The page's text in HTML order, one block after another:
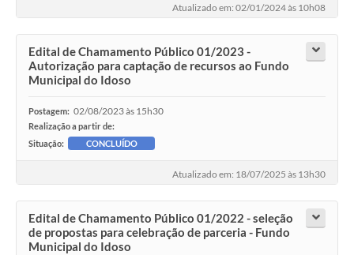
Atualizado em: 02/01/2024 às 10h08
Edital de Chamamento Público 01/2023 -
Autorização para captação de recursos ao Fundo
Municipal do Idoso
Postagem: 02/08/2023 às 15h30
Realização a partir de:
Situação:
CONCLUÍDO
Atualizado em: 18/07/2025 às 13h30
Edital de Chamamento Público 01/2022 - seleção
de propostas para celebração de parceria - Fundo
Municipal do Idoso